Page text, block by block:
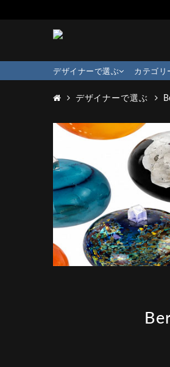
デザイナーで選ぶ カテゴリ
デザイナーで選ぶ